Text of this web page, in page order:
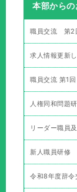
本部から
職員交流 第2
求人情報更新
職員交流 第1
人権同和問題
リーダー職員
新人職員研修
令和8年度辞令